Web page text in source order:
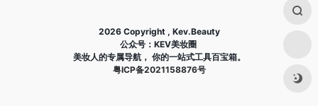
2026 Copyright , Kev.Beauty
公众号：KEV美妆圈
美妆人的专属导航， 你的一站式工具百宝箱。
粤ICP备2021158876号